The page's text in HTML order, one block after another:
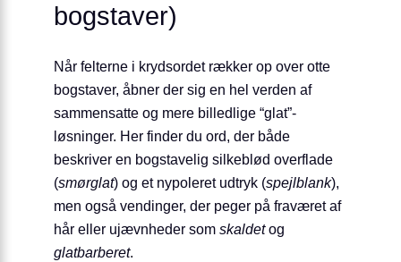
bogstaver)
Når felterne i krydsordet rækker op over otte
bogstaver, åbner der sig en hel verden af
sammensatte og mere billedlige “glat”-
løsninger. Her finder du ord, der både
beskriver en bogstavelig silkeblød overflade
(smørglat) og et nypoleret udtryk (spejlblank),
men også vendinger, der peger på fraværet af
hår eller ujævnheder som skaldetog
glatbarberet.